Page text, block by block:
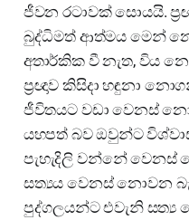
ජීවන රටාවක් සොයයි.
බුද්ධිමත් ආත්මය මෙන්
අතාර්කික වී නැත, විය
ප්‍රඥාව කිසිදා හඳුනා
ජීවිතයට වඩා වෙනස්
යහපත් බව ඔවුන්ට
පැහැදිලි වන්නේ වෙනස්
සත්‍යය වෙනස් නොවන
පුද්ගලයන්ට එවැනි සත්‍ය